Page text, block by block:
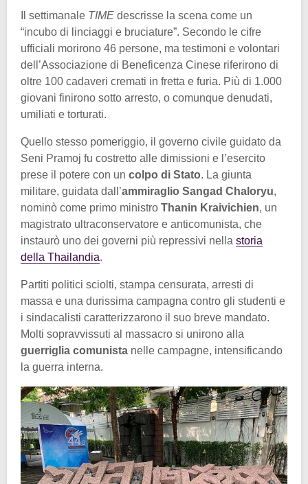
Il settimanale TIME descrisse la scena come un
“incubo di linciaggi e bruciature”. Secondo le cifre
ufficiali morirono 46 persone, ma testimoni e volontari
dell’Associazione di Beneficenza Cinese riferirono di
oltre 100 cadaveri cremati in fretta e furia. Più di 1.000
giovani finirono sotto arresto, o comunque denudati,
umiliati e torturati.
Quello stesso pomeriggio, il governo civile guidato da
Seni Pramoj fu costretto alle dimissioni e l’esercito
prese il potere con un colpo di Stato. La giunta
militare, guidata dall’ammiraglio Sangad Chaloryu,
nominò come primo ministro Thanin Kraivichien, un
magistrato ultraconservatore e anticomunista, che
instaurò uno dei governi più repressivi nella storia
della Thailandia.
Partiti politici sciolti, stampa censurata, arresti di
massa e una durissima campagna contro gli studenti e
i sindacalisti caratterizzarono il suo breve mandato.
Molti sopravvissuti al massacro si unirono alla
guerriglia comunista nelle campagne, intensificando
la guerra interna.